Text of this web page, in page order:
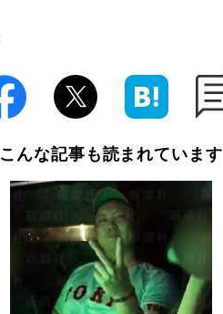
こんな記事も読まれています